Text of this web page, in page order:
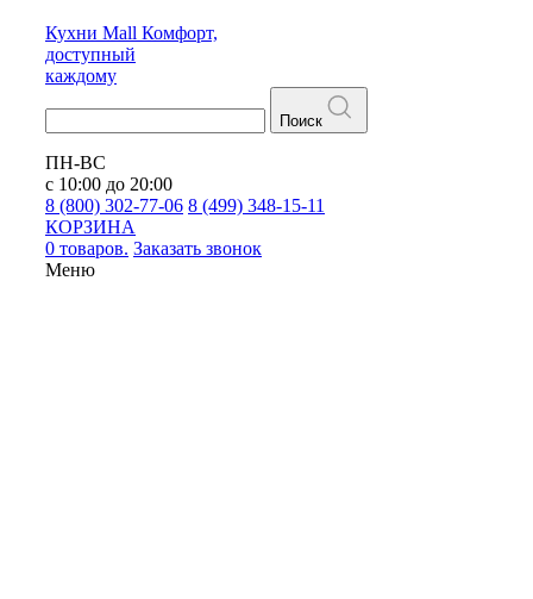
Кухни Mall Комфорт,
доступный
каждому
Поиск
ПН-ВС
с 10:00 до 20:00
8 (800) 302-77-06 8 (499) 348-15-11
КОРЗИНА
0 товаров. Заказать звонок
Меню